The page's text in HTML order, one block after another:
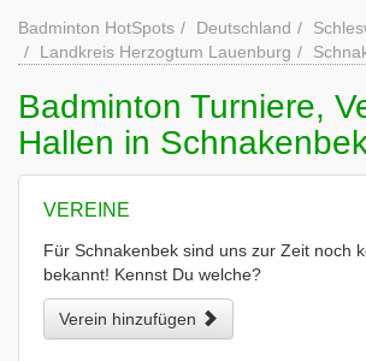
Badminton HotSpots Deutschland
Landkreis Herzogtum Lauenburg
Badminton Turniere,
Hallen in
VEREINE
Für Schnakenbek sind uns zur Zeit noch
bekannt! Kennst Du welche?
Verein hinzufügen